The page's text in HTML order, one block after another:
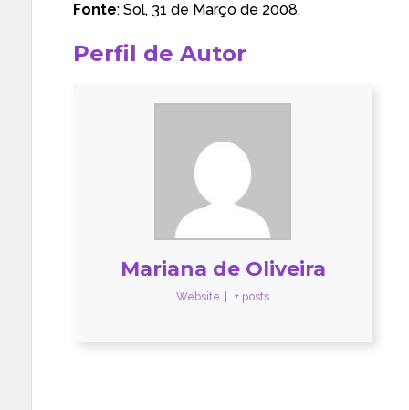
Fonte: Sol, 31 de Março de 2008.
Perfil de Autor
Mariana de Oliveira
Website + posts